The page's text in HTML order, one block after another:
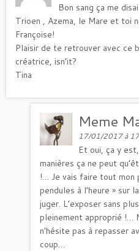
Bon sang ça me
Trioen , Azema, le Mare et toi
Françoise!
Plaisir de te retrouver avec ce
créatrice, isn’it?
Tina
Meme
17/01/2017 à
Et oui, ça y
manières ça ne peut
!… Je vais faire tout mon
pendules à l’heure » sur
juger. L’exposer sans
pleinement approprié !…
n’hésite pas à repasser
coup…